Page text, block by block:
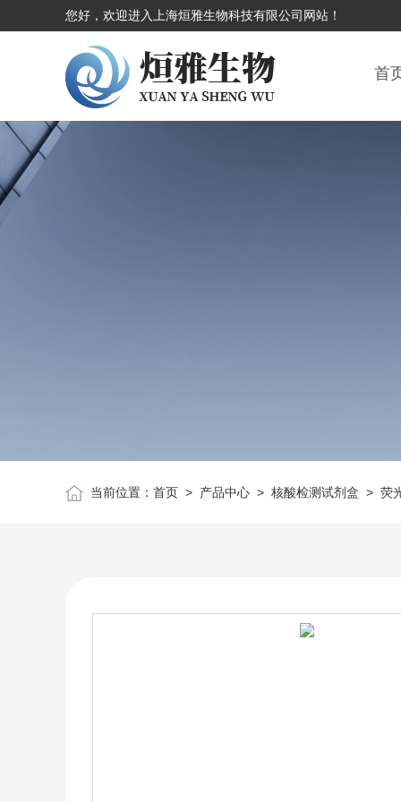
您好，欢迎进入上海烜雅生物科技有限公司网站！
首
当前位置： 首页> 产品中心> 核酸检测试剂盒 > 荧